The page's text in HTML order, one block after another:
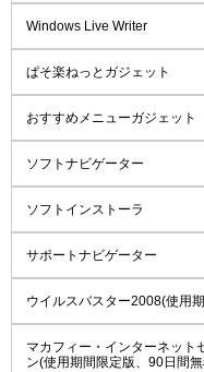
Windows Live Writer
ぱそ楽ねっとガジェット
おすすめメニューガジェット
ソフトナビゲーター
ソフトインストーラ
サポートナビゲーター
ウイルスバスター2008(使用
マカフィー・インターネット
ン(使用期間限定版、90日間